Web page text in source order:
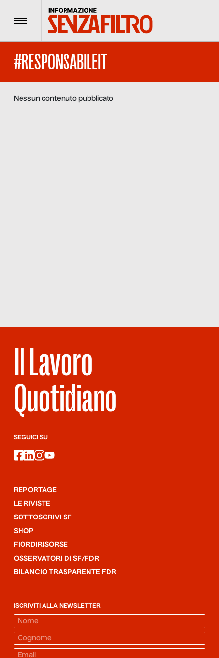
Menu
#RESPONSABILEIT
Nessun contenuto pubblicato
Il Lavoro
Quotidiano
SEGUICI SU
facebook
linkedin
instagram
youtube
REPORTAGE
LE RIVISTE
SOTTOSCRIVI SF
SHOP
FIORDIRISORSE
OSSERVATORI DI SF/FDR
BILANCIO TRASPARENTE FDR
ISCRIVITI ALLA NEWSLETTER